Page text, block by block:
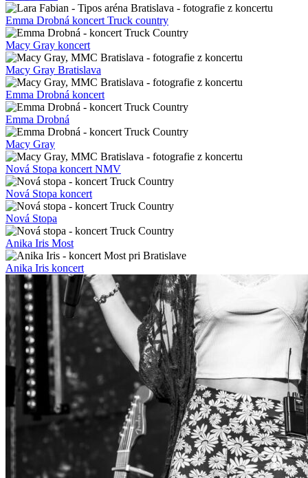
Emma Drobná koncert Truck country
Macy Gray koncert
Macy Gray Bratislava
Emma Drobná koncert
Emma Drobná
Macy Gray
Nová Stopa koncert NMV
Nová Stopa koncert
Nová Stopa
Anika Iris Most
Anika Iris koncert